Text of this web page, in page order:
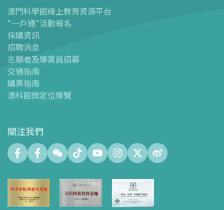
- 導覽圖
- 澳科館微定位導覽
場館設施
- 科學館兒童世界
- 展覽中心
- 天文館
- 會議中心
數字化製造實驗室 (FABLAB)
創客空間 (Maker Space)
- 智學園地
十五號展廳
澳門科學館線上教育資源平台
"一戶通"活動報名
採購資訊
招聘消息
志願者及導賞員招募
交通指南
購票指南
澳科館微定位導覽
關注我們